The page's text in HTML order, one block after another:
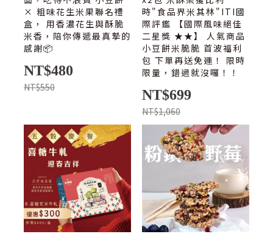
× 粗味花生米果聯名禮
盒， 用香濃花生與酥脆
米香，陪你傳遞最真摯的
感謝📦
NT$480
NT$550
時"食品界米其林"ITI國
際評鑑 【國際風味絕佳
二星獎 ★★】 人氣商品
小豆餅米脆脆 首波福利
包 下單再送免運！ 限時
限量，錯過就沒囉！！
NT$699
NT$1,060